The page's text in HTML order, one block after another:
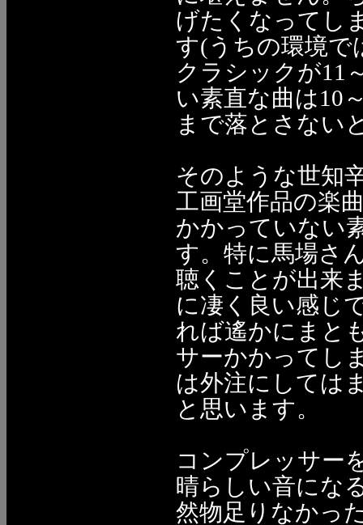
げたくなってし
す(うちの環境で
クラシックが11
い素直な曲は10
まで落とさない
そのような世知
工画堂作品の楽
かかっていない
す。特に馬場さ
聴くことが出来
に凄く良い感じ
れば遙かにまと
サーかかってし
は外注にしては
と思います。
コンプレッサー
晴らしい音にな
然物足りなかっ